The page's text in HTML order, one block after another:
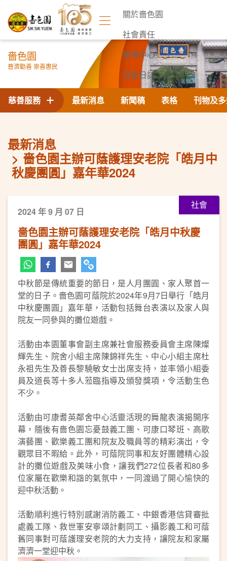
關於嗇色園
社會責任
新聞中心
活動日誌
聯絡我們
嗇色園
普濟勸善 崇善惠民
最新消息 新聞稿 表格 刊物及
慈善服務
最新消息
嗇色園主辦可蔭護理安老院「皓月中
秋慶團圓」嘉年華2024
社會
2024 年 9 月 07 日
嗇色園主辦可蔭護理安老院「皓月中秋慶
團圓」嘉年華2024
中秋節是傳統重要的節日，是人月團圓、家人聚首一
堂的日子。嗇色園可蔭院於2024年9月7日舉行「皓月
中秋慶團圓」嘉年華，活動包括舞台表演以及家人與
院友一同參與的攤位遊戲。
活動由本園董事會副主席兼社會服務委員會主席陳燦
輝先生、院舍小組主席陳錦祥先生、中心小組主席杜
永祖先生及善長黎驍敏女士出席支持，並率領小組委
員及道長等十多人蒞臨指導及頒發獎項，令活動生色
不少。
活動由可康耆英鄰舍中心活靈活現的舞龍表演揭開序
幕，隨後有嗇色園忘憂鼓義工團、可康口琴班、高歌
演藝團、歡樂義工團和院友及職員等的精彩演出，令
觀眾目不暇給。此外，可蔭院同事和友好團體精心設
計的攤位遊戲及美味小食，讓我們272位長者和80多
位家屬在歡樂和諧的氣氛中，一同渡過了開心愉快的
迎中秋活動。
活動順利進行特別感謝消防義工、中銀香港信貸審批
處義工隊、救世軍安寧頌計劃同工、攝影義工和可蔭
舊同事對可蔭護理安老院的大力支持，讓院友和家屬
濟濟一堂迎中秋。